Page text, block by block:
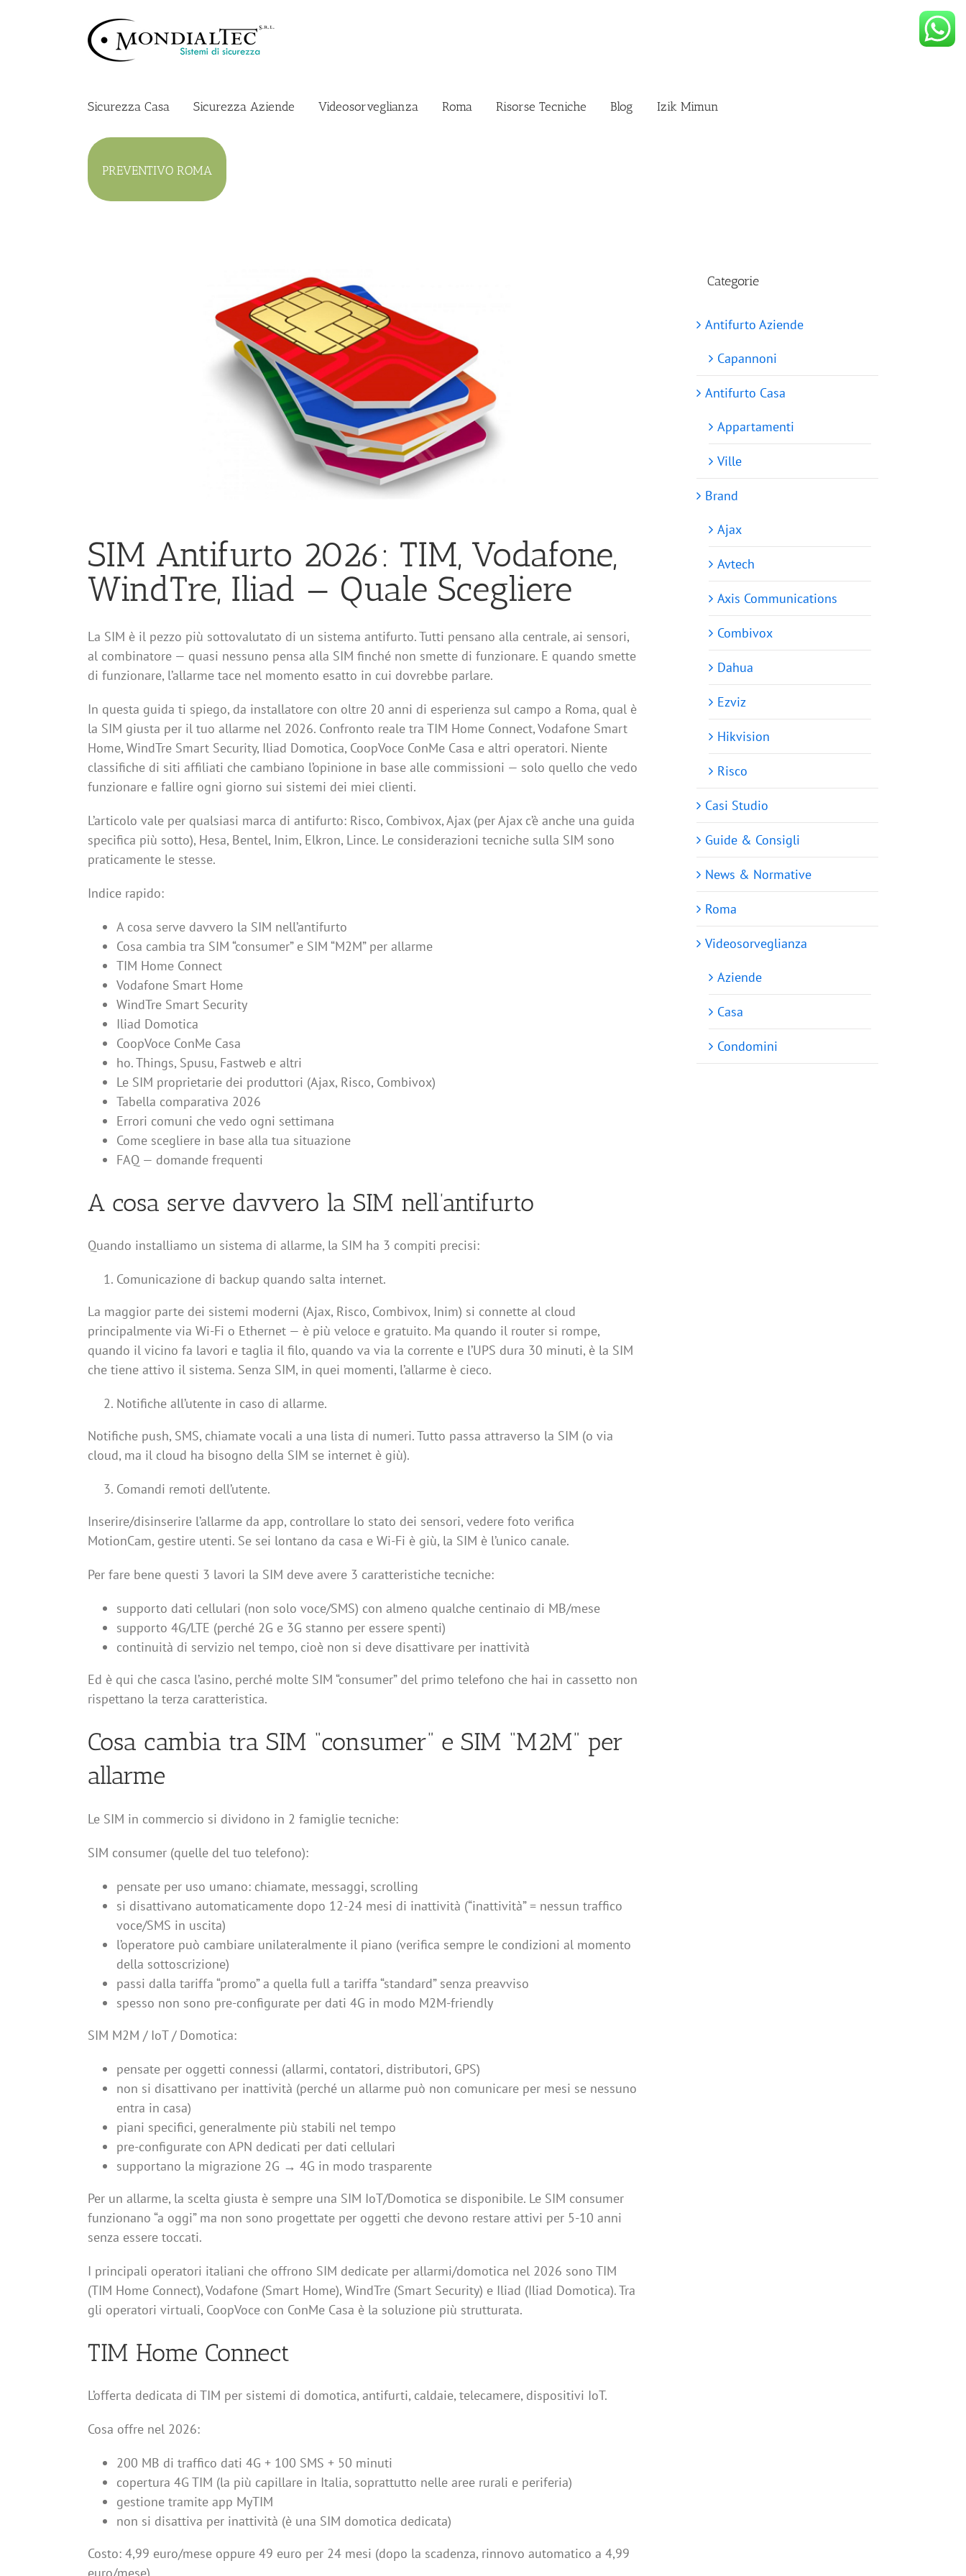
Sicurezza Casa Sicurezza Aziende Videosorveglianza Roma Risorse Tecniche Blog Izik Mimun
PREVENTIVO ROMA
SIM Antifurto 2026: TIM, Vodafone,
WindTre, Iliad — Quale Scegliere
La SIM è il pezzo più sottovalutato di un sistema antifurto. Tutti pensano alla centrale, ai sensori,
al combinatore — quasi nessuno pensa alla SIM finché non smette di funzionare. E quando smette
di funzionare, l’allarme tace nel momento esatto in cui dovrebbe parlare.
In questa guida ti spiego, da installatore con oltre 20 anni di esperienza sul campo a Roma, qual è
la SIM giusta per il tuo allarme nel 2026. Confronto reale tra TIM Home Connect, Vodafone Smart
Home, WindTre Smart Security, Iliad Domotica, CoopVoce ConMe Casa e altri operatori. Niente
classifiche di siti affiliati che cambiano l’opinione in base alle commissioni — solo quello che vedo
funzionare e fallire ogni giorno sui sistemi dei miei clienti.
L’articolo vale per qualsiasi marca di antifurto: Risco, Combivox, Ajax (per Ajax c’è anche una guida
specifica più sotto), Hesa, Bentel, Inim, Elkron, Lince. Le considerazioni tecniche sulla SIM sono
praticamente le stesse.
Indice rapido:
A cosa serve davvero la SIM nell’antifurto
Cosa cambia tra SIM “consumer” e SIM “M2M” per allarme
TIM Home Connect
Vodafone Smart Home
WindTre Smart Security
Iliad Domotica
CoopVoce ConMe Casa
ho. Things, Spusu, Fastweb e altri
Le SIM proprietarie dei produttori (Ajax, Risco, Combivox)
Tabella comparativa 2026
Errori comuni che vedo ogni settimana
Come scegliere in base alla tua situazione
FAQ — domande frequenti
A cosa serve davvero la SIM nell’antifurto
Quando installiamo un sistema di allarme, la SIM ha 3 compiti precisi:
Comunicazione di backup quando salta internet.
La maggior parte dei sistemi moderni (Ajax, Risco, Combivox, Inim) si connette al cloud
principalmente via Wi-Fi o Ethernet — è più veloce e gratuito. Ma quando il router si rompe,
quando il vicino fa lavori e taglia il filo, quando va via la corrente e l’UPS dura 30 minuti, è la SIM
che tiene attivo il sistema. Senza SIM, in quei momenti, l’allarme è cieco.
Notifiche all’utente in caso di allarme.
Notifiche push, SMS, chiamate vocali a una lista di numeri. Tutto passa attraverso la SIM (o via
cloud, ma il cloud ha bisogno della SIM se internet è giù).
Comandi remoti dell’utente.
Inserire/disinserire l’allarme da app, controllare lo stato dei sensori, vedere foto verifica
MotionCam, gestire utenti. Se sei lontano da casa e Wi-Fi è giù, la SIM è l’unico canale.
Per fare bene questi 3 lavori la SIM deve avere 3 caratteristiche tecniche:
supporto dati cellulari (non solo voce/SMS) con almeno qualche centinaio di MB/mese
supporto 4G/LTE (perché 2G e 3G stanno per essere spenti)
continuità di servizio nel tempo, cioè non si deve disattivare per inattività
Ed è qui che casca l’asino, perché molte SIM “consumer” del primo telefono che hai in cassetto non
rispettano la terza caratteristica.
Cosa cambia tra SIM “consumer” e SIM “M2M” per
allarme
Le SIM in commercio si dividono in 2 famiglie tecniche:
SIM consumer (quelle del tuo telefono):
pensate per uso umano: chiamate, messaggi, scrolling
si disattivano automaticamente dopo 12-24 mesi di inattività (“inattività” = nessun traffico
voce/SMS in uscita)
l’operatore può cambiare unilateralmente il piano (verifica sempre le condizioni al momento
della sottoscrizione)
passi dalla tariffa “promo” a quella full a tariffa “standard” senza preavviso
spesso non sono pre-configurate per dati 4G in modo M2M-friendly
SIM M2M / IoT / Domotica:
pensate per oggetti connessi (allarmi, contatori, distributori, GPS)
non si disattivano per inattività (perché un allarme può non comunicare per mesi se nessuno
entra in casa)
piani specifici, generalmente più stabili nel tempo
pre-configurate con APN dedicati per dati cellulari
supportano la migrazione 2G → 4G in modo trasparente
Per un allarme, la scelta giusta è sempre una SIM IoT/Domotica se disponibile. Le SIM consumer
funzionano “a oggi” ma non sono progettate per oggetti che devono restare attivi per 5-10 anni
senza essere toccati.
I principali operatori italiani che offrono SIM dedicate per allarmi/domotica nel 2026 sono TIM
(TIM Home Connect), Vodafone (Smart Home), WindTre (Smart Security) e Iliad (Iliad Domotica). Tra
gli operatori virtuali, CoopVoce con ConMe Casa è la soluzione più strutturata.
TIM Home Connect
L’offerta dedicata di TIM per sistemi di domotica, antifurti, caldaie, telecamere, dispositivi IoT.
Cosa offre nel 2026:
200 MB di traffico dati 4G + 100 SMS + 50 minuti
copertura 4G TIM (la più capillare in Italia, soprattutto nelle aree rurali e periferia)
gestione tramite app MyTIM
non si disattiva per inattività (è una SIM domotica dedicata)
Costo: 4,99 euro/mese oppure 49 euro per 24 mesi (dopo la scadenza, rinnovo automatico a 4,99
Categorie
Antifurto Aziende
Capannoni
Antifurto Casa
Appartamenti
Ville
Brand
Ajax
Avtech
Axis Communications
Combivox
Dahua
Ezviz
Hikvision
Risco
Casi Studio
Guide & Consigli
News & Normative
Roma
Videosorveglianza
Aziende
Casa
Condomini